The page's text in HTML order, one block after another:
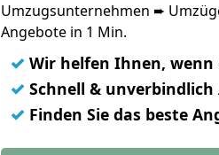
Umzugsunternehmen ➨
Angebote in 1 Min.
✓ Wir helfen Ihnen,
✓ Schnell &
✓ Finden Sie das beste